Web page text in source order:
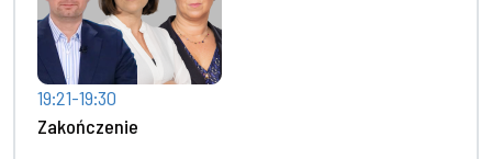
19:21-19:30
Zakończenie